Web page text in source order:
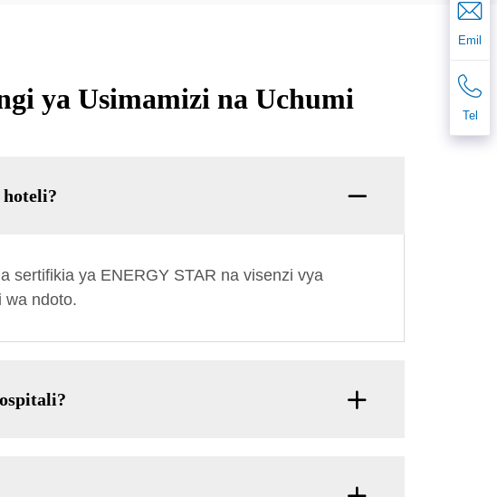
ya Usimamizi na Uchumi
hoteli?
sertifikia ya ENERGY STAR na visenzi vya
wa ndoto.
Emil
Tel